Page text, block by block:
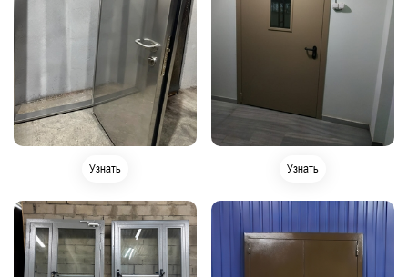
Узнать Узнать